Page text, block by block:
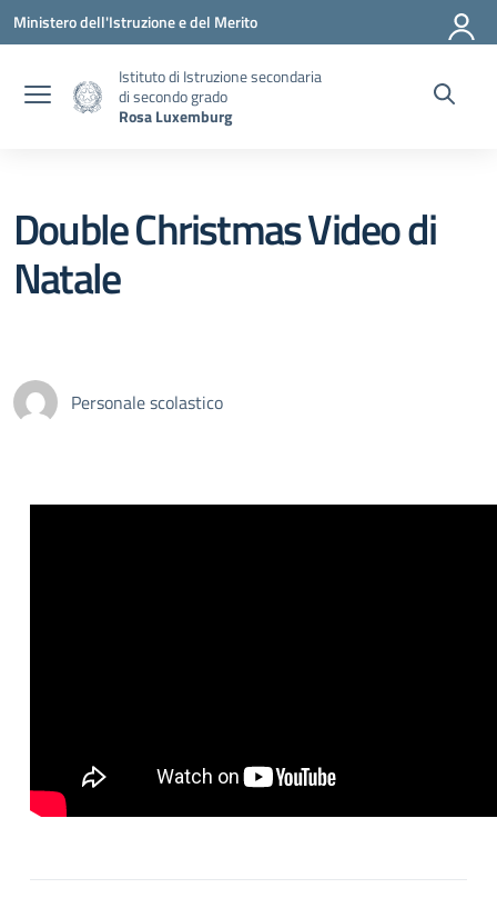
Vai ai contenuti
Vai al menu di navigazione
Vai al footer
Ministero dell'Istruzione e del Merito
Istituto di Istruzione secondaria
di secondo grado
Rosa Luxemburg
Double Christmas Video di
Natale
Personale scolastico